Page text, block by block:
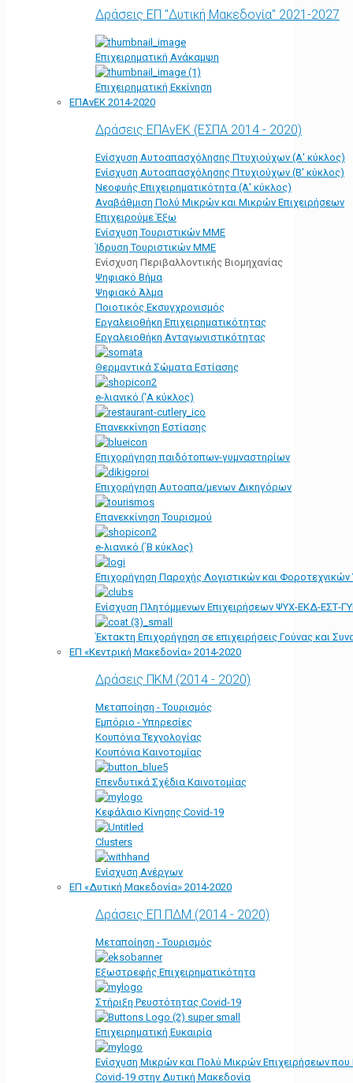
Δράσεις ΕΠ "Δυτική Μακεδονία" 2021-2027
Επιχειρηματική Ανάκαμψη
Επιχειρηματική Εκκίνηση
ΕΠΑνΕΚ 2014-2020
Δράσεις ΕΠΑνΕΚ (ΕΣΠΑ 2014 - 2020)
Ενίσχυση Αυτοαπασχόλησης Πτυχιούχων (Α' κύκλος)
Ενίσχυση Αυτοαπασχόλησης Πτυχιούχων (Β' κύκλος)
Νεοφυής Επιχειρηματικότητα (Α' κύκλος)
Αναβάθμιση Πολύ Μικρών και Μικρών Επιχειρήσεων
Επιχειρούμε Έξω
Ενίσχυση Τουριστικών ΜΜΕ
Ίδρυση Τουριστικών ΜΜΕ
Ενίσχυση Περιβαλλοντικής Βιομηχανίας
Ψηφιακό Βήμα
Ψηφιακό Άλμα
Ποιοτικός Εκσυγχρονισμός
Εργαλειοθήκη Eπιχειρηματικότητας
Εργαλειοθήκη Ανταγωνιστικότητας
Θερμαντικά Σώματα Εστίασης
e-λιανικό ('Α κύκλος)
Επανεκκίνηση Εστίασης
Επιχορήγηση παιδότοπων-γυμναστηρίων
Επιχορήγηση Αυτοαπα/μενων Δικηγόρων
Επανεκκίνηση Τουρισμού
e-λιανικό (΄Β κύκλος)
Επιχορήγηση Παροχής Λογιστικών και
Ενίσχυση Πλητόμμενων Επιχειρήσεων ΨΥΧ-ΕΚΔ-ΕΣΤ-
Έκτακτη Επιχορήγηση σε επιχειρήσεις Γούνας και
ΕΠ «Kεντρική Μακεδονία» 2014-2020
Δράσεις ΠΚΜ (2014 - 2020)
Μεταποίηση - Τουρισμός
Εμπόριο - Υπηρεσίες
Κουπόνια Τεχνολογίας
Κουπόνια Καινοτομίας
Επενδυτικά Σχέδια Καινοτομίας
Κεφάλαιο Κίνησης Covid-19
Clusters
Ενίσχυση Ανέργων
ΕΠ «Δυτική Μακεδονία» 2014-2020
Δράσεις ΕΠ ΠΔΜ (2014 - 2020)
Μεταποίηση - Τουρισμός
Εξωστρεφής Επιχειρηματικότητα
Στήριξη Ρευστότητας Covid-19
Επιχειρηματική Ευκαιρία
Ενίσχυση Μικρών και Πολύ Μικρών Επιχειρήσεων
Covid-19 στην Δυτική Μακεδονία